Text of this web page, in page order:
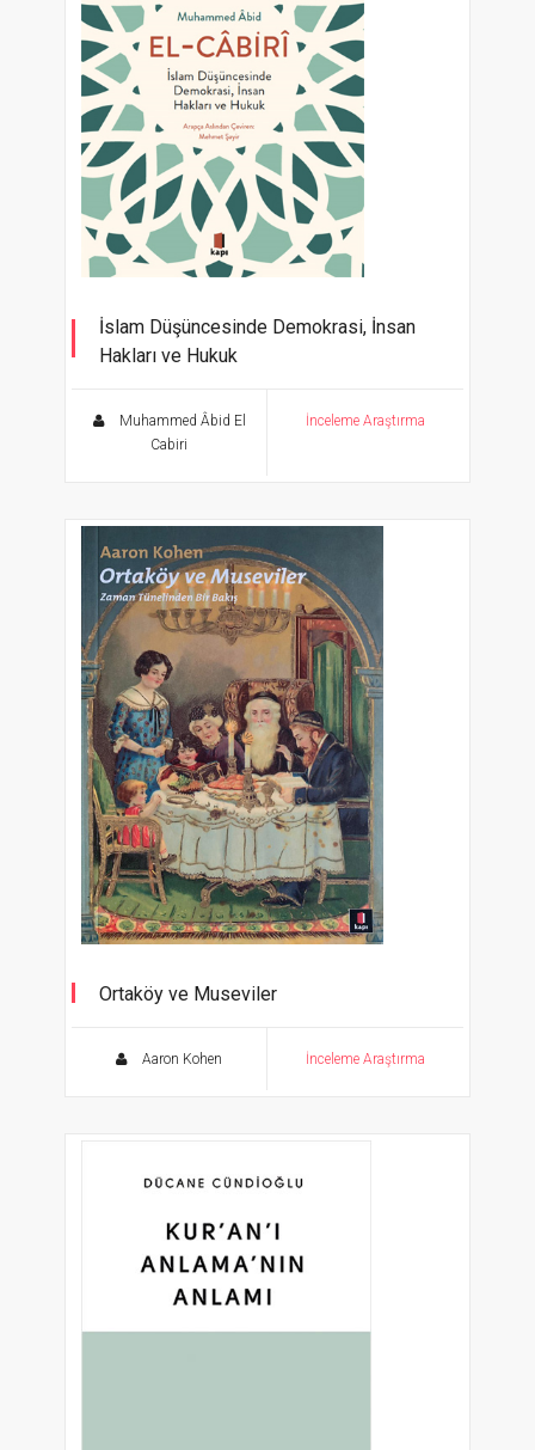
İslam Düşüncesinde Demokrasi, İnsan
Hakları ve Hukuk
Muhammed Âbid El
Cabiri
İnceleme Araştırma
Ortaköy ve Museviler
Aaron Kohen İnceleme Araştırma